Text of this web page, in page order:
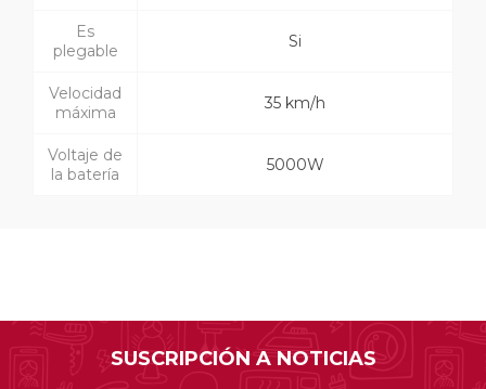
Es
plegable
Si
Velocidad
máxima
35 km/h
Voltaje de
la batería
5000W
SUSCRIPCIÓN A NOTICIAS